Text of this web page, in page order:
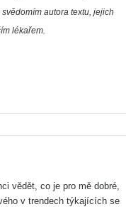
autora textu, jejich
lékařem.
vědět, co je pro mě dobré,
v trendech týkajících se